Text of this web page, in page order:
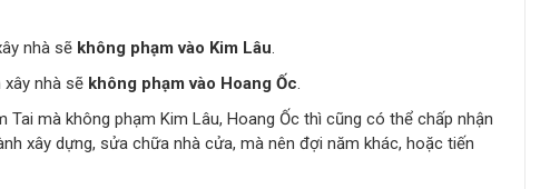
nhà sẽ không phạm vào Kim Lâu.
nhà sẽ không phạm vào Hoang Ốc.
mà không phạm Kim Lâu, Hoang Ốc thì cũng có thể chấp nhận
xây dựng, sửa chữa nhà cửa, mà nên đợi năm khác, hoặc tiến